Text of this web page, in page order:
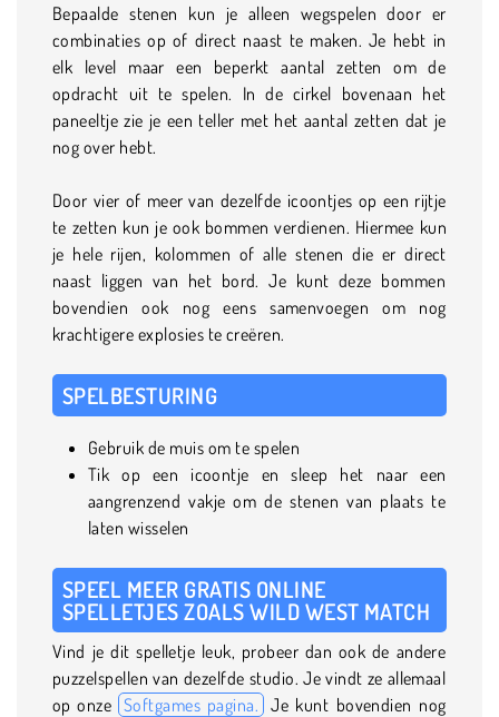
Bepaalde stenen kun je alleen wegspelen door er
combinaties op of direct naast te maken. Je hebt in
elk level maar een beperkt aantal zetten om de
opdracht uit te spelen. In de cirkel bovenaan het
paneeltje zie je een teller met het aantal zetten dat je
nog over hebt.
Door vier of meer van dezelfde icoontjes op een rijtje
te zetten kun je ook bommen verdienen. Hiermee kun
je hele rijen, kolommen of alle stenen die er direct
naast liggen van het bord. Je kunt deze bommen
bovendien ook nog eens samenvoegen om nog
krachtigere explosies te creëren.
SPELBESTURING
Gebruik de muis om te spelen
Tik op een icoontje en sleep het naar een
aangrenzend vakje om de stenen van plaats te
laten wisselen
SPEEL MEER GRATIS ONLINE
SPELLETJES ZOALS WILD WEST MATCH
Vind je dit spelletje leuk, probeer dan ook de andere
puzzelspellen van dezelfde studio. Je vindt ze allemaal
op onze Softgames pagina. Je kunt bovendien nog